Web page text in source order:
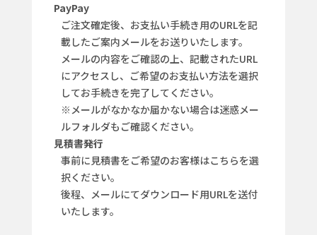
PayPay
ご注文確定後、お支払い手続き用のURLを記
載したご案内メールをお送りいたします。
メールの内容をご確認の上、記載されたURL
にアクセスし、ご希望のお支払い方法を選択
してお手続きを完了してください。
※メールがなかなか届かない場合は迷惑メー
ルフォルダもご確認ください。
見積書発行
事前に見積書をご希望のお客様はこちらを選
択ください。
後程、メールにてダウンロード用URLを送付
いたします。